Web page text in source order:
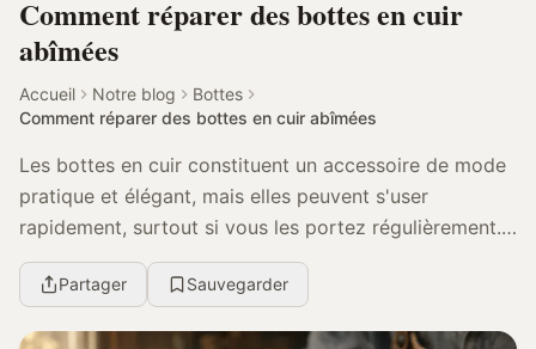
Comment réparer des bottes en cuir
abîmées
Accueil Notre blog
Bottes
Comment réparer des bottes en cuir abîmées
Les bottes en cuir constituent un accessoire de mode
pratique et élégant, mais elles peuvent s'user
rapidement, surtout si vous les portez régulièrement.
Les éraflures, les égratignures et les tâches ...
Partager Sauvegarder